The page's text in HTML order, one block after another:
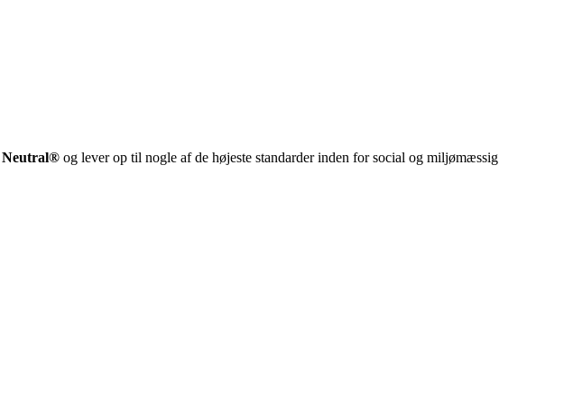
Neutral® og lever op til nogle af de højeste standarder inden for social og miljømæssig